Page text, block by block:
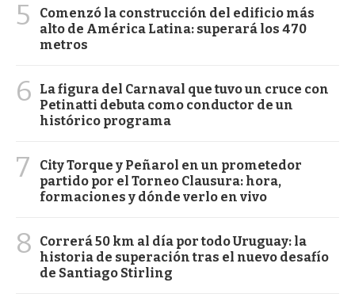
5
Comenzó la construcción del edificio más
alto de América Latina: superará los 470
metros
6
La figura del Carnaval que tuvo un cruce con
Petinatti debuta como conductor de un
histórico programa
7
City Torque y Peñarol en un prometedor
partido por el Torneo Clausura: hora,
formaciones y dónde verlo en vivo
8
Correrá 50 km al día por todo Uruguay: la
historia de superación tras el nuevo desafío
de Santiago Stirling